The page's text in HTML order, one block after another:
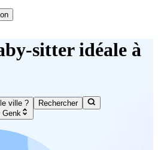
sitter idéale à
ville ?
Genk
Rechercher